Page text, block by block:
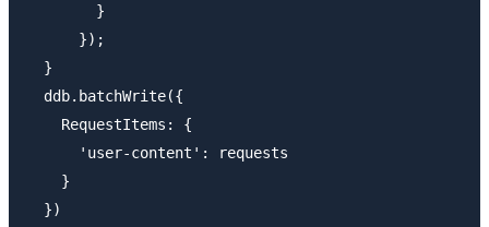
        }
      });
  }
  ddb.batchWrite({
    RequestItems: {
      'user-content': requests
    }
  })